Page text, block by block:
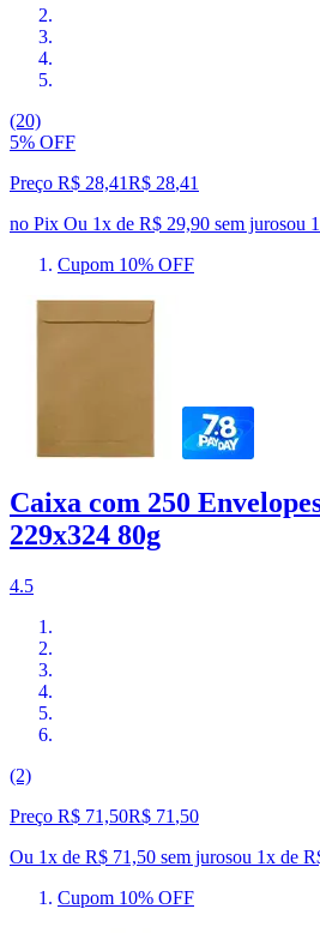
(20)
5% OFF
Preço R$ 28,41R$ 28,41
no Pix Ou 1x de R$ 29,90 sem jurosou 1
Cupom 10% OFF
Caixa com 250
229x324 80g
4.5
(2)
Preço R$ 71,50R$ 71 ,50
Ou 1x de R$ 71,50 sem jurosou 1x de
Cupom 10% OFF